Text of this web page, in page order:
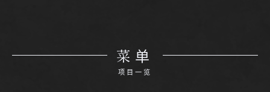
菜单
项目一览